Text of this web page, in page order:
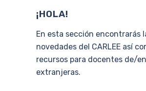
¡HOLA!
En esta sección encontrarás
novedades del CARLEE así
recursos para docentes de/
extranjeras.